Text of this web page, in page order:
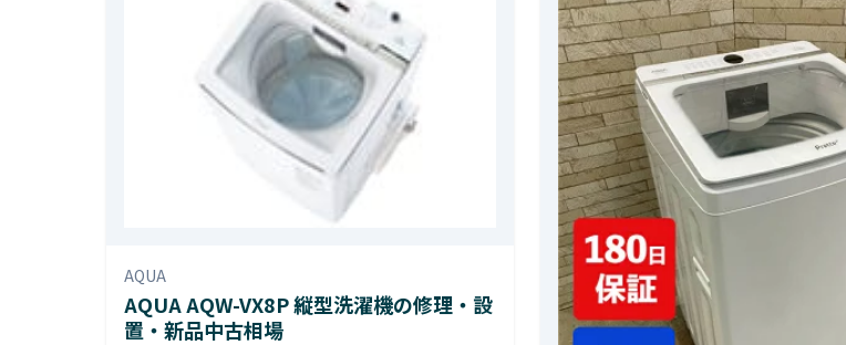
AQUA
AQUA AQW-VX8P 縦型洗濯機の修理・設
置・新品中古相場